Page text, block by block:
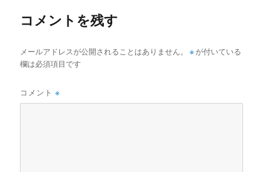
コメントを残す
メールアドレスが公開されることはありません。 ※ が付いている
欄は必須項目です
コメント※